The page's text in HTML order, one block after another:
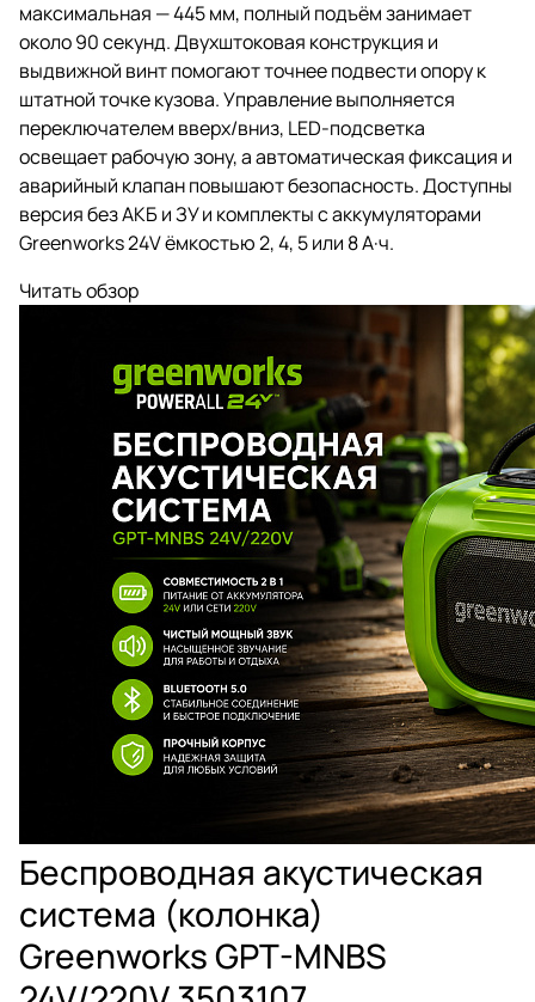
максимальная — 445 мм, полный подъём занимает
около 90 секунд. Двухштоковая конструкция и
выдвижной винт помогают точнее подвести опору к
штатной точке кузова. Управление выполняется
переключателем вверх/вниз, LED-подсветка
освещает рабочую зону, а автоматическая фиксация и
аварийный клапан повышают безопасность. Доступны
версия без АКБ и ЗУ и комплекты с аккумуляторами
Greenworks 24V ёмкостью 2, 4, 5 или 8 А·ч.
Читать обзор
Беспроводная акустическая
система (колонка)
Greenworks GPT-MNBS